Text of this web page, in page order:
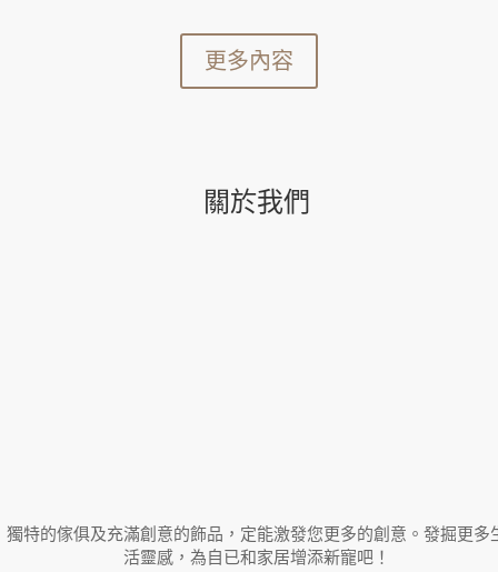
更多內容
關於我們
獨特的傢俱及充滿創意的飾品，定能激發您更多的創意。發掘更多
活靈感，為自已和家居增添新寵吧！